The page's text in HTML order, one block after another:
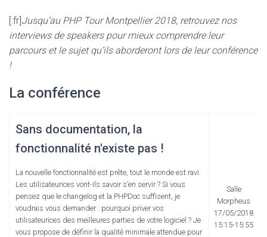
[:fr]Jusqu’au PHP Tour Montpellier 2018, retrouvez nos
interviews de speakers pour mieux comprendre leur
parcours et le sujet qu’ils aborderont lors de leur conférence
!
La conférence
Sans documentation, la
fonctionnalité n'existe pas !
La nouvelle fonctionnalité est prête, tout le monde est ravi.
Les utilisateurices vont-ils savoir s’en servir ? Si vous
pensez que le changelog et la PHPDoc suffisent, je
voudrais vous demander : pourquoi priver vos
utilisateurices des meilleures parties de votre logiciel ? Je
vous propose de définir la qualité minimale attendue pour
Salle
Morpheus
17/05/2018
15:15-15:55